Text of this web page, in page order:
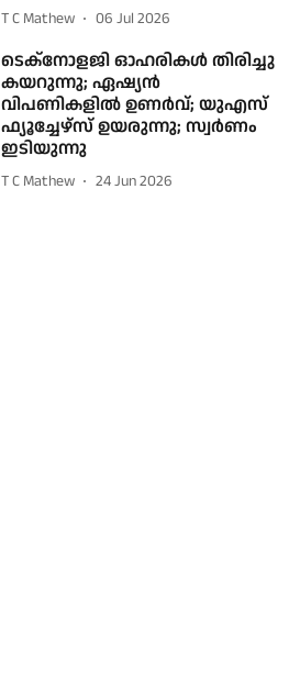
T C Mathew 06 Jul 2026
ടെക്നോളജി ഓഹരികൾ തിരിച്ചു
കയറുന്നു; ഏഷ്യൻ
വിപണികളിൽ ഉണർവ്; യുഎസ്
ഫ്യൂച്ചേഴ്സ് ഉയരുന്നു; സ്വർണം
ഇടിയുന്നു
T C Mathew 24 Jun 2026